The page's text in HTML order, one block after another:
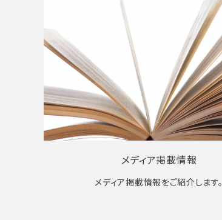
メディア掲載情報
メディア掲載情報をご紹介します。